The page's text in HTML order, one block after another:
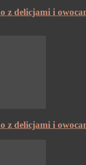
z delicjami i
z delicjami i